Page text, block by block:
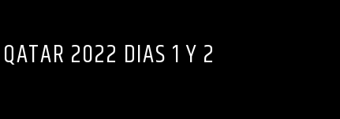
QATAR 2022 DIAS 1 Y 2